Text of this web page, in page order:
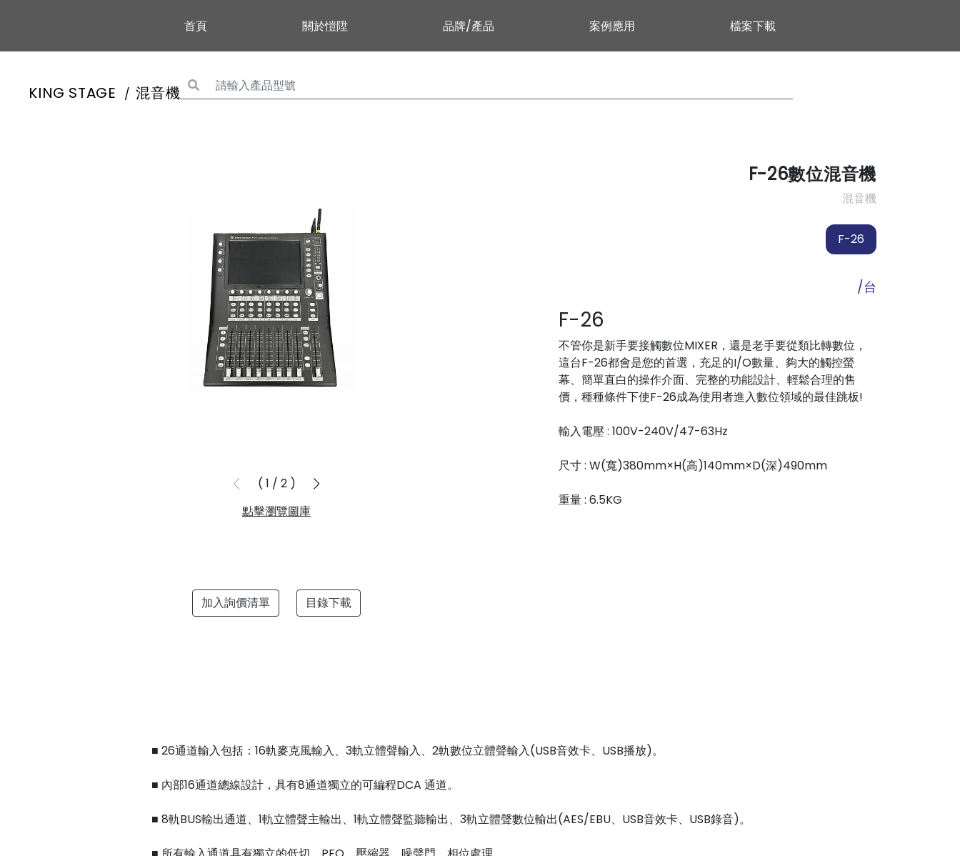
首頁 關於愷陞 品牌/產品 案例應用 檔案下載
KING STAGE 混音機
1 / 2
點擊瀏覽圖庫
加入詢價清單 目錄下載
F-26數位混音機
混音機
F-26
/台
F-26
不管你是新手要接觸數位MIXER，還是老手要從類比轉數位，
這台F-26都會是您的首選，充足的I/O數量、夠大的觸控螢
幕、簡單直白的操作介面、完整的功能設計、輕鬆合理的售
價，種種條件下使F-26成為使用者進入數位領域的最佳跳板!
輸入電壓 : 100V-240V/47-63Hz
尺寸 : W(寬)380mm×H(高)140mm×D(深)490mm
重量 : 6.5KG
■ 26通道輸入包括：16軌麥克風輸入、3軌立體聲輸入、2軌數位立體聲輸入(USB音效卡、USB播放)。
■ 內部16通道總線設計，具有8通道獨立的可編程DCA 通道。
■ 8軌BUS輸出通道、1軌立體聲主輸出、1軌立體聲監聽輸出、3軌立體聲數位輸出(AES/EBU、USB音效卡、USB錄音)。